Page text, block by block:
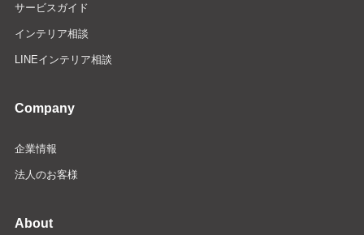
サービスガイド
インテリア相談
LINEインテリア相談
Company
企業情報
法人のお客様
About